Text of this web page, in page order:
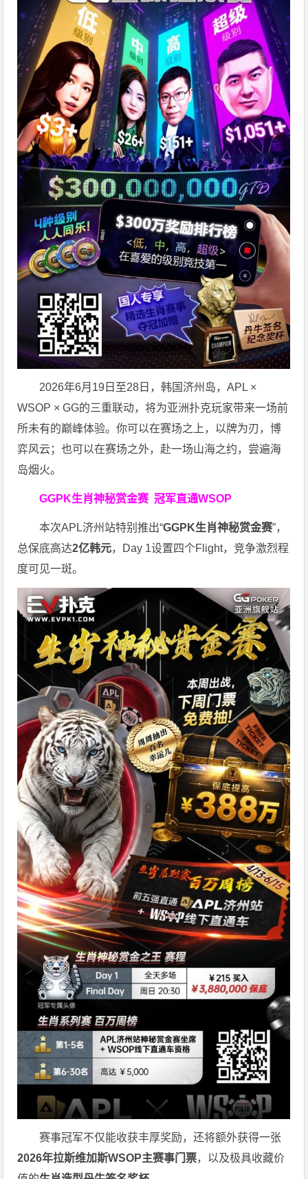
2026年6月19日至28日，韩国济州岛，APL ×
WSOP × GG的三重联动，将为亚洲扑克玩家带来一场前
所未有的巅峰体验。你可以在赛场之上，以牌为刃，博
弈风云；也可以在赛场之外，赴一场山海之约，尝遍海
岛烟火。
GGPK生肖神秘赏金赛冠军直通WSOP
本次APL济州站特别推出“GGPK生肖神秘赏金赛”，
总保底高达2亿韩元，Day 1设置四个Flight，竞争激烈程
度可见一斑。
赛事冠军不仅能收获丰厚奖励，还将额外获得一张
2026年拉斯维加斯WSOP主赛事门票，以及极具收藏价